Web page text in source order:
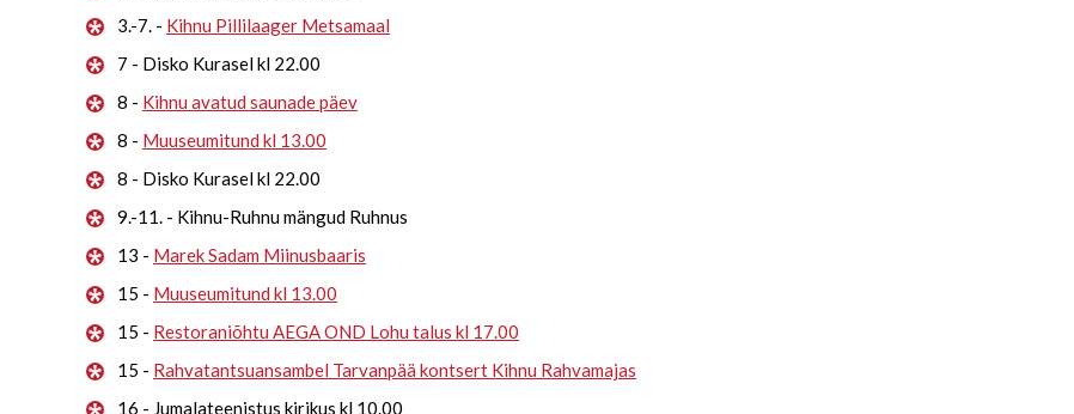
3.-7. - Kihnu Pillilaager Metsamaal
7 - Disko Kurasel kl 22.00
8 - Kihnu avatud saunade päev
8 - Muuseumitund kl 13.00
8 - Disko Kurasel kl 22.00
9.-11. - Kihnu-Ruhnu mängud Ruhnus
13 - Marek Sadam Miinusbaaris
15 - Muuseumitund kl 13.00
15 - Restoraniõhtu AEGA OND Lohu talus kl 17.00
15 - Rahvatantsuansambel Tarvanpää kontsert Kihnu Rahvamajas
16 - Jumalateenistus kirikus kl 10.00